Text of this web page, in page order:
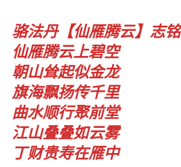
骆法丹【仙雁腾云】志铭
仙雁腾云上碧空
朝山耸起似金龙
旗海飘扬传千里
曲水顺行聚前堂
江山叠叠如云雾
丁财贵寿在雁中